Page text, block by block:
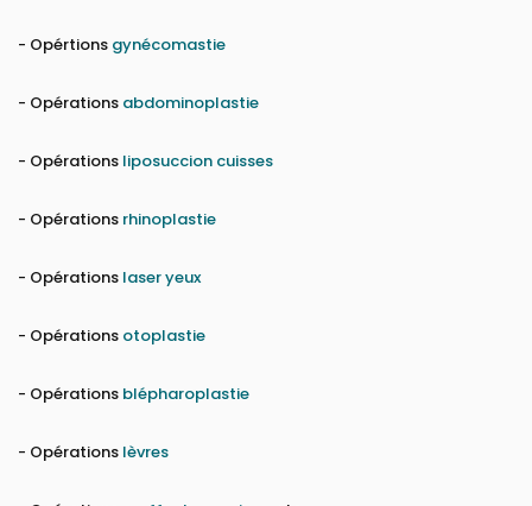
- Opértions gynécomastie
- Opérations abdominoplastie
- Opérations liposuccion cuisses
- Opérations rhinoplastie
- Opérations laser yeux
- Opérations otoplastie
- Opérations blépharoplastie
- Opérations lèvres